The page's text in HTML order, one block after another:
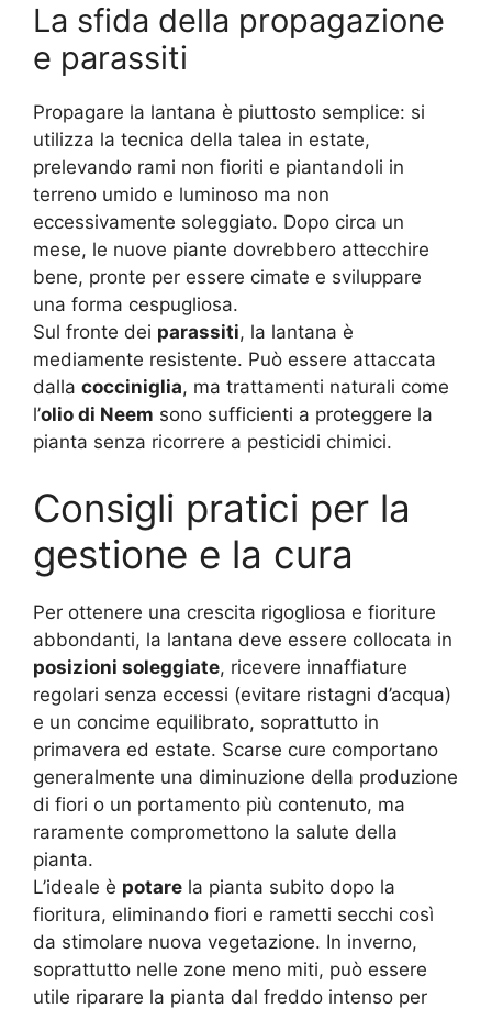
La sfida della propagazione
e parassiti
Propagare la lantana è piuttosto semplice: si
utilizza la tecnica della talea in estate,
prelevando rami non fioriti e piantandoli in
terreno umido e luminoso ma non
eccessivamente soleggiato. Dopo circa un
mese, le nuove piante dovrebbero attecchire
bene, pronte per essere cimate e sviluppare
una forma cespugliosa.
Sul fronte dei parassiti, la lantana è
mediamente resistente. Può essere attaccata
dalla cocciniglia, ma trattamenti naturali come
l’olio di Neem sono sufficienti a proteggere la
pianta senza ricorrere a pesticidi chimici.
Consigli pratici per la
gestione e la cura
Per ottenere una crescita rigogliosa e fioriture
abbondanti, la lantana deve essere collocata in
posizioni soleggiate, ricevere innaffiature
regolari senza eccessi (evitare ristagni d’acqua)
e un concime equilibrato, soprattutto in
primavera ed estate. Scarse cure comportano
generalmente una diminuzione della produzione
di fiori o un portamento più contenuto, ma
raramente compromettono la salute della
pianta.
L’ideale è potare la pianta subito dopo la
fioritura, eliminando fiori e rametti secchi così
da stimolare nuova vegetazione. In inverno,
soprattutto nelle zone meno miti, può essere
utile riparare la pianta dal freddo intenso per